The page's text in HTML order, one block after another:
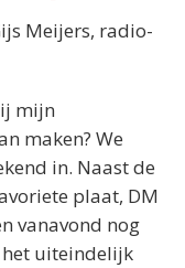
Meijers, radio-
mijn
maken? We
in. Naast de
plaat, DM
vanavond nog
uiteindelijk